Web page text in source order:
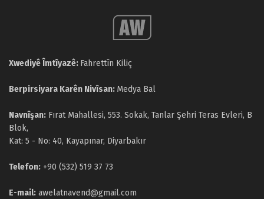
Xwediyê Îmtîyazê: Fahrettîn Kiliç
Berpirsiyara Karên Nivîsan: Medya Bal
Navnîşan: Fırat Mahallesi, 553. Sokak, Tanlar Şehri Teras Evleri, B
Blok,
Kat: 5 - No: 40, Kayapınar, Diyarbakır
Telefon: +90 (532) 519 37 73
E-mail: awelatnavend@gmail.com